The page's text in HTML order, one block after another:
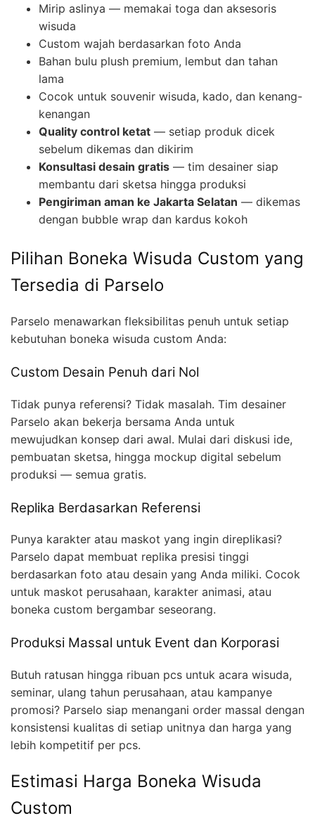
Mirip aslinya — memakai toga dan aksesoris
wisuda
Custom wajah berdasarkan foto Anda
Bahan bulu plush premium, lembut dan tahan
lama
Cocok untuk souvenir wisuda, kado, dan kenang-
kenangan
Quality control ketat — setiap produk dicek
sebelum dikemas dan dikirim
Konsultasi desain gratis — tim desainer siap
membantu dari sketsa hingga produksi
Pengiriman aman ke Jakarta Selatan — dikemas
dengan bubble wrap dan kardus kokoh
Pilihan Boneka Wisuda Custom yang
Tersedia di Parselo
Parselo menawarkan fleksibilitas penuh untuk setiap
kebutuhan boneka wisuda custom Anda:
Custom Desain Penuh dari Nol
Tidak punya referensi? Tidak masalah. Tim desainer
Parselo akan bekerja bersama Anda untuk
mewujudkan konsep dari awal. Mulai dari diskusi ide,
pembuatan sketsa, hingga mockup digital sebelum
produksi — semua gratis.
Replika Berdasarkan Referensi
Punya karakter atau maskot yang ingin direplikasi?
Parselo dapat membuat replika presisi tinggi
berdasarkan foto atau desain yang Anda miliki. Cocok
untuk maskot perusahaan, karakter animasi, atau
boneka custom bergambar seseorang.
Produksi Massal untuk Event dan Korporasi
Butuh ratusan hingga ribuan pcs untuk acara wisuda,
seminar, ulang tahun perusahaan, atau kampanye
promosi? Parselo siap menangani order massal dengan
konsistensi kualitas di setiap unitnya dan harga yang
lebih kompetitif per pcs.
Estimasi Harga Boneka Wisuda
Custom